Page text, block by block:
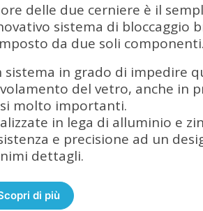
delle due cerniere è il
sistema di bloccaggio
da due soli componenti.
sistema in grado di impedire
del vetro, anche in
molto importanti.
in lega di alluminio e
e precisione ad un
dettagli.
di più